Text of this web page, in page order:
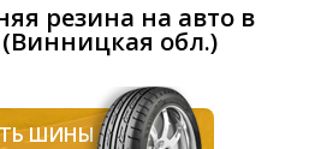
резина на авто в
обл.)
ШИНЫ